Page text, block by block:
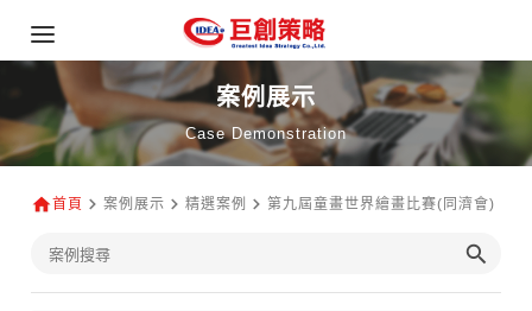
案例展示
Case Demonstration
首頁 案例展示 精選案例 第九屆童畫世界繪畫比賽(同濟會)